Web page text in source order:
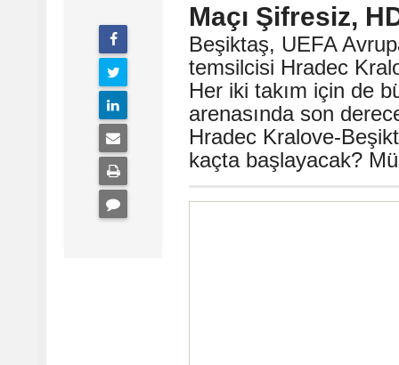
Maçı Şifresiz,
Beşiktaş, UEFA
temsilcisi Hradec
Her iki takım için de
arenasında son
Hradec Kralove-
kaçta başlayacak?